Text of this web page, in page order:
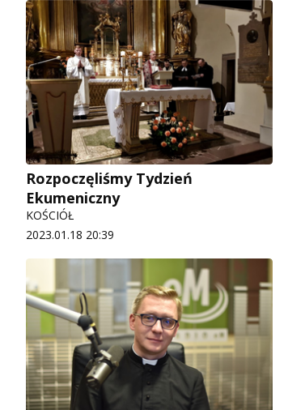
Rozpoczęliśmy Tydzień
Ekumeniczny
KOŚCIÓŁ
2023.01.18 20:39